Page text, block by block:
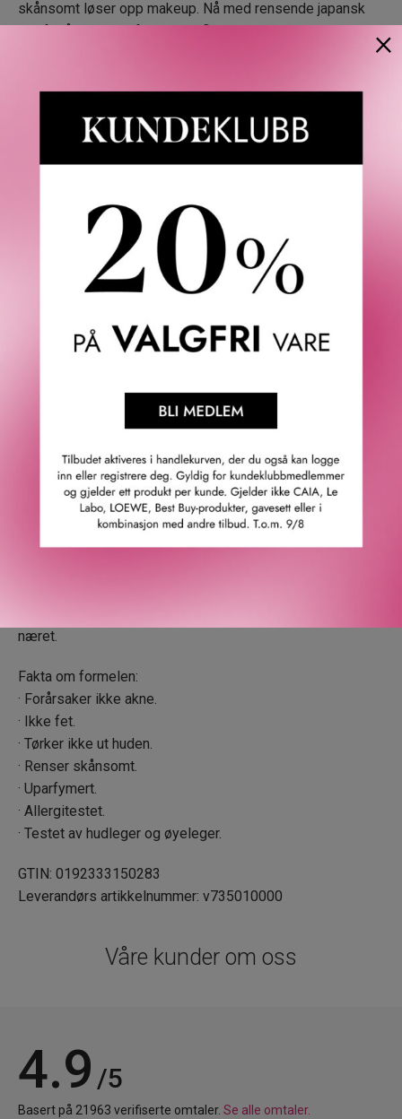
skånsomt løser opp makeup. Nå med rensende japansk
· Lett makeupfjerner som raskt løser opp vanskelig øye-
smuss, olje, forurensning og andre urenheter.
· Forvandles fra en fast balm til en silkemyk olje ved
· Rengjør grundig, skyller helt av uten å etterlate olje- eller
Dokumenterte resultater:
· Over 95% av ansiktsmakeup, solkrem og forurensende
* Gjennomsnittlig fjerning av longwearing foundation,
Nøkkelingredienser:
· Japansk kull: Denne rensende ingrediensen bidrar til å
rense porene i dybden.
· Saflorfrøolje: Virker effektivt for å bryte opp naturlig olje
næret.
Fakta om formelen:
· Forårsaker ikke akne.
· Ikke fet.
· Tørker ikke ut huden.
· Renser skånsomt.
· Uparfymert.
· Allergitestet.
· Testet av hudleger og øyeleger.
GTIN: 0192333150283
Leverandørs artikkelnummer: v735010000
Våre kunder om oss
4.9 /5
Basert på 21963 verifiserte omtaler. Se alle omtaler.
×